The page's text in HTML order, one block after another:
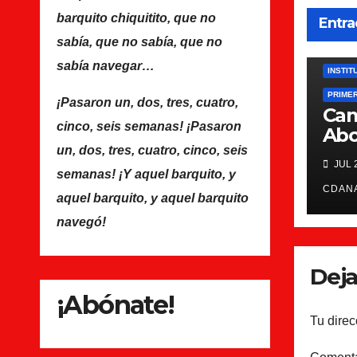
barquito chiquitito, que no
sabía, que no sabía, que no
sabía navegar…
¡Pasaron un, dos, tres, cuatro,
cinco, seis semanas! ¡Pasaron
un, dos, tres, cuatro, cinco, seis
semanas! ¡Y aquel barquito, y
aquel barquito, y aquel barquito
navegó!
¡Abónate!
JUL
Tu